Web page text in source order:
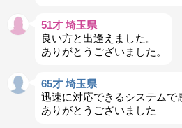
51才 埼玉県
良い方と出逢えました。
ありがとうございました。
65才 埼玉県
迅速に対応できるシステムで
ありがとうございました